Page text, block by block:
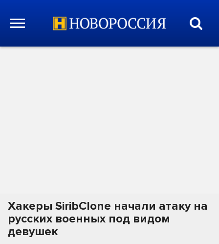
Хакеры SiribClone начали атаку на
русских военных под видом
девушек